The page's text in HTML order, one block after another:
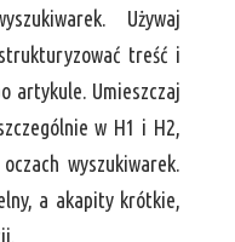
Używaj
treść i
artykule. Umieszczaj
w H1 i H2,
wyszukiwarek.
a akapity krótkie,